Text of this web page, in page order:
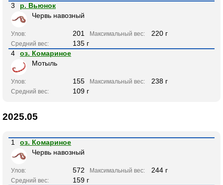
3
р. Вьюнок
Червь навозный
Улов: 201 Максимальный вес: 220 г
Средний вес:
135 г
4
оз. Комариное
Мотыль
Улов: 155 Максимальный вес: 238 г
Средний вес: 109 г
2025.05
1
оз. Комариное
Червь навозный
Улов: 572 Максимальный вес: 244 г
Средний вес:
159 г